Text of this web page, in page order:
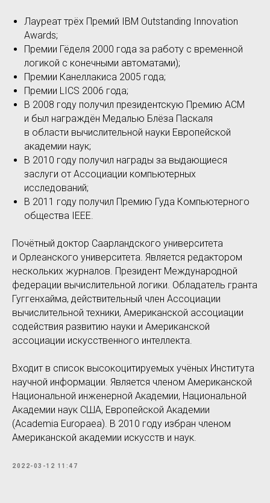
Лауреат трёх Премий IBM Outstanding Innovation
Awards;
Премии Гёделя 2000 года за работу с временной
логикой с конечными автоматами);
Премии Канеллакиса 2005 года;
Премии LICS 2006 года;
В 2008 году получил президентскую Премию ACM
и был награждён Медалью Блёза Паскаля
в области вычислительной науки Европейской
академии наук;
В 2010 году получил награды за выдающиеся
заслуги от Ассоциации компьютерных
исследований;
В 2011 году получил Премию Гуда Компьютерного
общества IEEE.
Почётный доктор Саарландского университета
и Орлеанского университета. Является редактором
нескольких журналов. Президент Международной
федерации вычислительной логики. Обладатель гранта
Гуггенхайма, действительный член Ассоциации
вычислительной техники, Американской ассоциации
содействия развитию науки и Американской
ассоциации искусственного интеллекта.
Входит в список высокоцитируемых учёных Института
научной информации. Является членом Американской
Национальной инженерной Академии, Национальной
Академии наук США, Европейской Академии
(Academia Europaea). В 2010 году избран членом
Американской академии искусств и наук.
2022-03-12 11:47